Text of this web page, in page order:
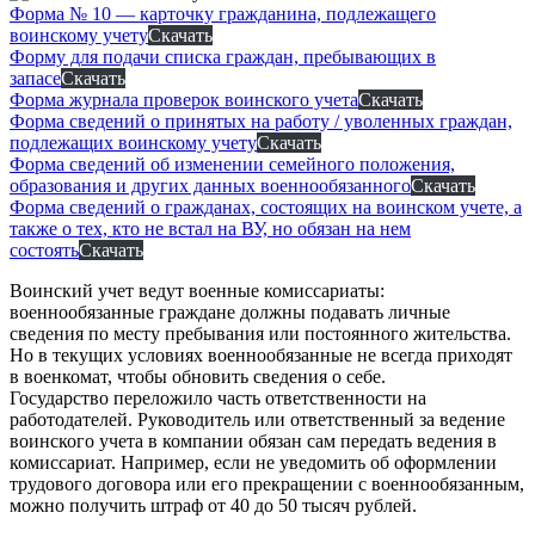
Форма № 10 — карточку гражданина, подлежащего
воинскому учетуСкачать
Форму для подачи списка граждан, пребывающих в
запасеСкачать
Форма журнала проверок воинского учетаСкачать
Форма сведений о принятых на работу / уволенных граждан,
подлежащих воинскому учетуСкачать
Форма сведений об изменении семейного положения,
образования и других данных военнообязанногоСкачать
Форма сведений о гражданах, состоящих на воинском учете, а
также о тех, кто не встал на ВУ, но обязан на нем
состоятьСкачать
Воинский учет ведут военные комиссариаты:
военнообязанные граждане должны подавать личные
сведения по месту пребывания или постоянного жительства.
Но в текущих условиях военнообязанные не всегда приходят
в военкомат, чтобы обновить сведения о себе.
Государство переложило часть ответственности на
работодателей. Руководитель или ответственный за ведение
воинского учета в компании обязан сам передать ведения в
комиссариат. Например, если не уведомить об оформлении
трудового договора или его прекращении с военнообязанным,
можно получить штраф от 40 до 50 тысяч рублей.